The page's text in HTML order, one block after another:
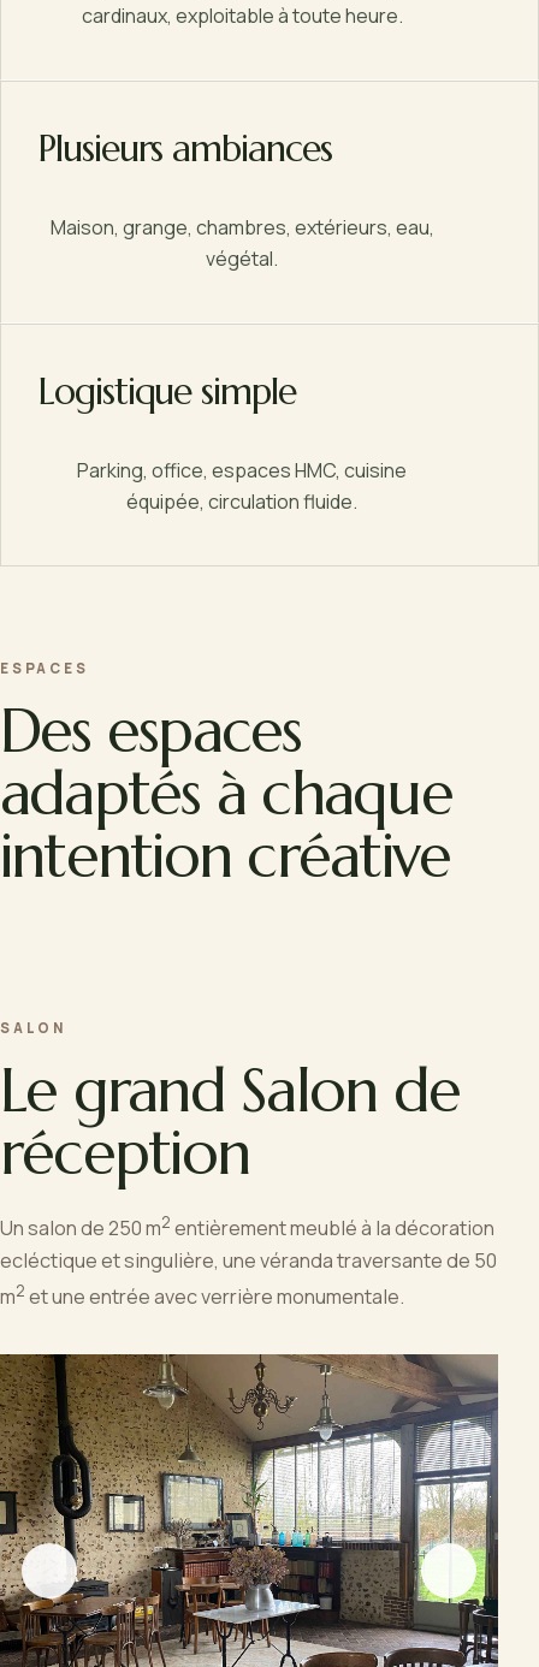
cardinaux, exploitable à toute heure.
Plusieurs ambiances
Maison, grange, chambres, extérieurs, eau,
végétal.
Logistique simple
Parking, office, espaces HMC, cuisine
équipée, circulation fluide.
ESPACES
Des espaces
adaptés à chaque
intention créative
SALON
Le grand Salon de
réception
Un salon de 250 m2 entièrement meublé à la décoration
ecléctique et singulière, une véranda traversante de 50
m2 et une entrée avec verrière monumentale.